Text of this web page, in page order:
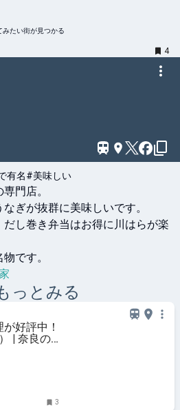
たい街が見つかる
4
有名#美味しい
門店。
ぎが抜群に美味しいです。
し巻き弁当はお得に川はらが楽
です。
っとみる
好評中！
| 奈良の
3